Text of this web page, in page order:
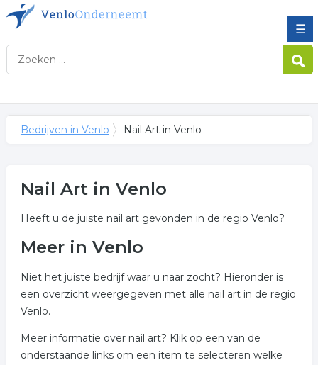
☰
Bedrijven in Venlo Nail Art in Venlo
Nail Art in Venlo
Heeft u de juiste nail art gevonden in de regio Venlo?
Meer in Venlo
Niet het juiste bedrijf waar u naar zocht? Hieronder is
een overzicht weergegeven met alle nail art in de regio
Venlo.
Meer informatie over nail art? Klik op een van de
onderstaande links om een item te selecteren welke